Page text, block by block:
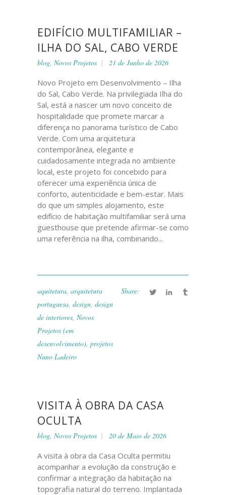
EDIFÍCIO MULTIFAMILIAR –
ILHA DO SAL, CABO VERDE
blog, Novos Projetos 21 de Junho de 2026
Novo Projeto em Desenvolvimento – Ilha
do Sal, Cabo Verde. Na privilegiada Ilha do
Sal, está a nascer um novo conceito de
hospitalidade que promete marcar a
diferença no panorama turístico de Cabo
Verde. Com uma arquitetura
contemporânea, elegante e
cuidadosamente integrada no ambiente
local, este projeto foi concebido para
oferecer uma experiência única de
conforto, autenticidade e bem-estar. Mais
do que um simples alojamento, este
edifício de habitação multifamiliar será uma
guesthouse que pretende afirmar-se como
uma referência na ilha, combinando...
aquitetura, arquitetura
portuguesa, design, design
de interiores, Novos
Projetos (em
desenvolvimento), projetos
Nuno Ladeiro
Share:
VISITA À OBRA DA CASA
OCULTA
blog, Novos Projetos 20 de Maio de 2026
A visita à obra da Casa Oculta permitiu
acompanhar a evolução da construção e
confirmar a integração da habitação na
topografia natural do terreno. Implantada